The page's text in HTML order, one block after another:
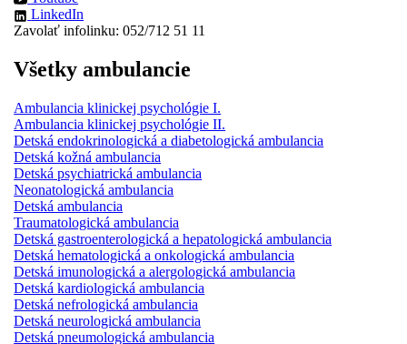
LinkedIn
Zavolať infolinku: 052/712 51 11
Všetky ambulancie
Ambulancia klinickej psychológie I.
Ambulancia klinickej psychológie II.
Detská endokrinologická a diabetologická ambulancia
Detská kožná ambulancia
Detská psychiatrická ambulancia
Neonatologická ambulancia
Detská ambulancia
Traumatologická ambulancia
Detská gastroenterologická a hepatologická ambulancia
Detská hematologická a onkologická ambulancia
Detská imunologická a alergologická ambulancia
Detská kardiologická ambulancia
Detská nefrologická ambulancia
Detská neurologická ambulancia
Detská pneumologická ambulancia